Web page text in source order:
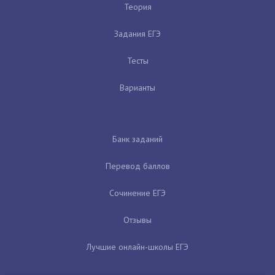
Теория
Задания ЕГЭ
Тесты
Варианты
Банк заданий
Перевод баллов
Сочинение ЕГЭ
Отзывы
Лучшие онлайн-школы ЕГЭ